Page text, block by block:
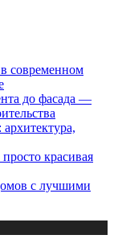
современном
до фасада —
красивая
с лучшими